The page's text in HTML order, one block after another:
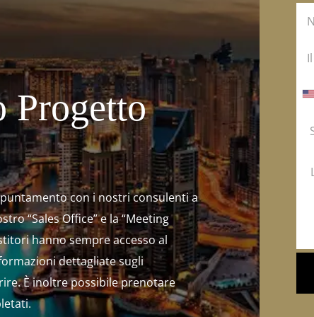
Progetto
con i nostri consulenti a
“Sales Office” e la “Meeting
hanno sempre accesso al
dettagliate sugli
È inoltre possibile prenotare